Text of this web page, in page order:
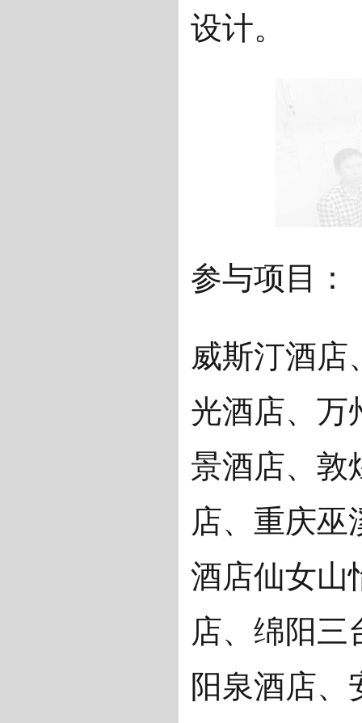
设计。
参与项目：
威斯汀酒店
光酒店、万
景酒店、敦
店、重庆巫
酒店仙女山
店、绵阳三
阳泉酒店、